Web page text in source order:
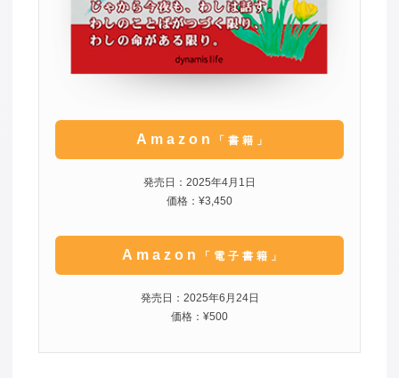
Amazon 「書籍」
発売日：2025年4月1日
価格：¥3,450
Amazon 「電子書籍」
発売日：2025年6月24日
価格：¥500